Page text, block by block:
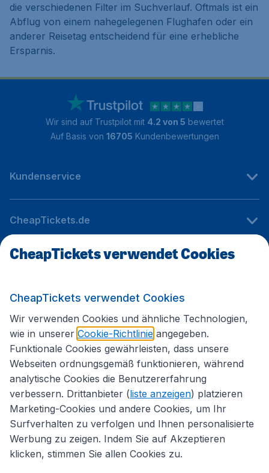
die verschiedenen Filter im Suchverlauf. Oftmals ist ein
Abflug von einem nahegelegenen Flughafen oder ein
anderer Reisetag entscheidend für eine erhebliche
Ersparnis.
Wir sind auf Trustpilot mit 4.2 von 5 bewertet
Auf Basis von 16705 Kundenbewertungen
Kundenservice
CheapTickets.de
Internationale Webseiten
Folgen Sie uns:
CheapTickets verwendet Cookies
CheapTickets verwendet Cookies
Wir verwenden Cookies und ähnliche Technologien,
wie in unserer Cookie-Richtlinie angegeben.
Funktionale Cookies gewährleisten, dass unsere
Webseiten ordnungsgemäß funktionieren, während
analytische Cookies die Benutzererfahrung
verbessern. Drittanbieter (liste anzeigen) platzieren
Marketing-Cookies und andere Cookies, um Ihr
Surfverhalten zu verfolgen und Ihnen personalisierte
Werbung zu zeigen. Indem Sie auf Akzeptieren
klicken, stimmen Sie allen Cookies zu.